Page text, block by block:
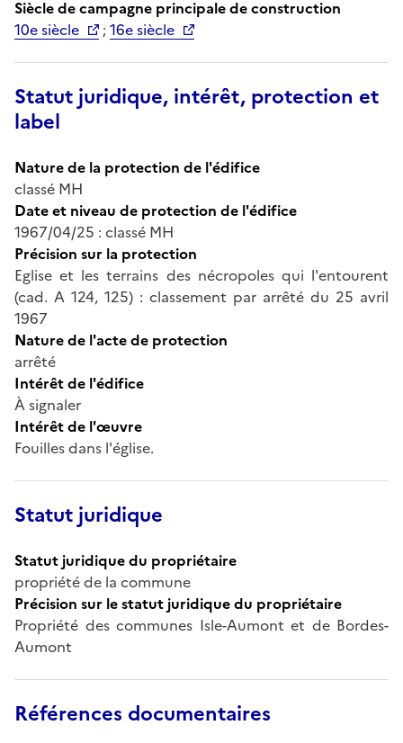
Siècle de campagne principale de construction
10e siècle
;16e siècle
Statut juridique, intérêt, protection et
label
Nature de la protection de l'édifice
classé MH
Date et niveau de protection de l'édifice
1967/04/25 : classé MH
Précision sur la protection
Eglise et les terrains des nécropoles qui l'entourent
(cad. A 124, 125) : classement par arrêté du 25 avril
1967
Nature de l'acte de protection
arrêté
Intérêt de l'édifice
À signaler
Intérêt de l'œuvre
Fouilles dans l'église.
Statut juridique
Statut juridique du propriétaire
propriété de la commune
Précision sur le statut juridique du propriétaire
Propriété des communes Isle-Aumont et de Bordes-
Aumont
Références documentaires